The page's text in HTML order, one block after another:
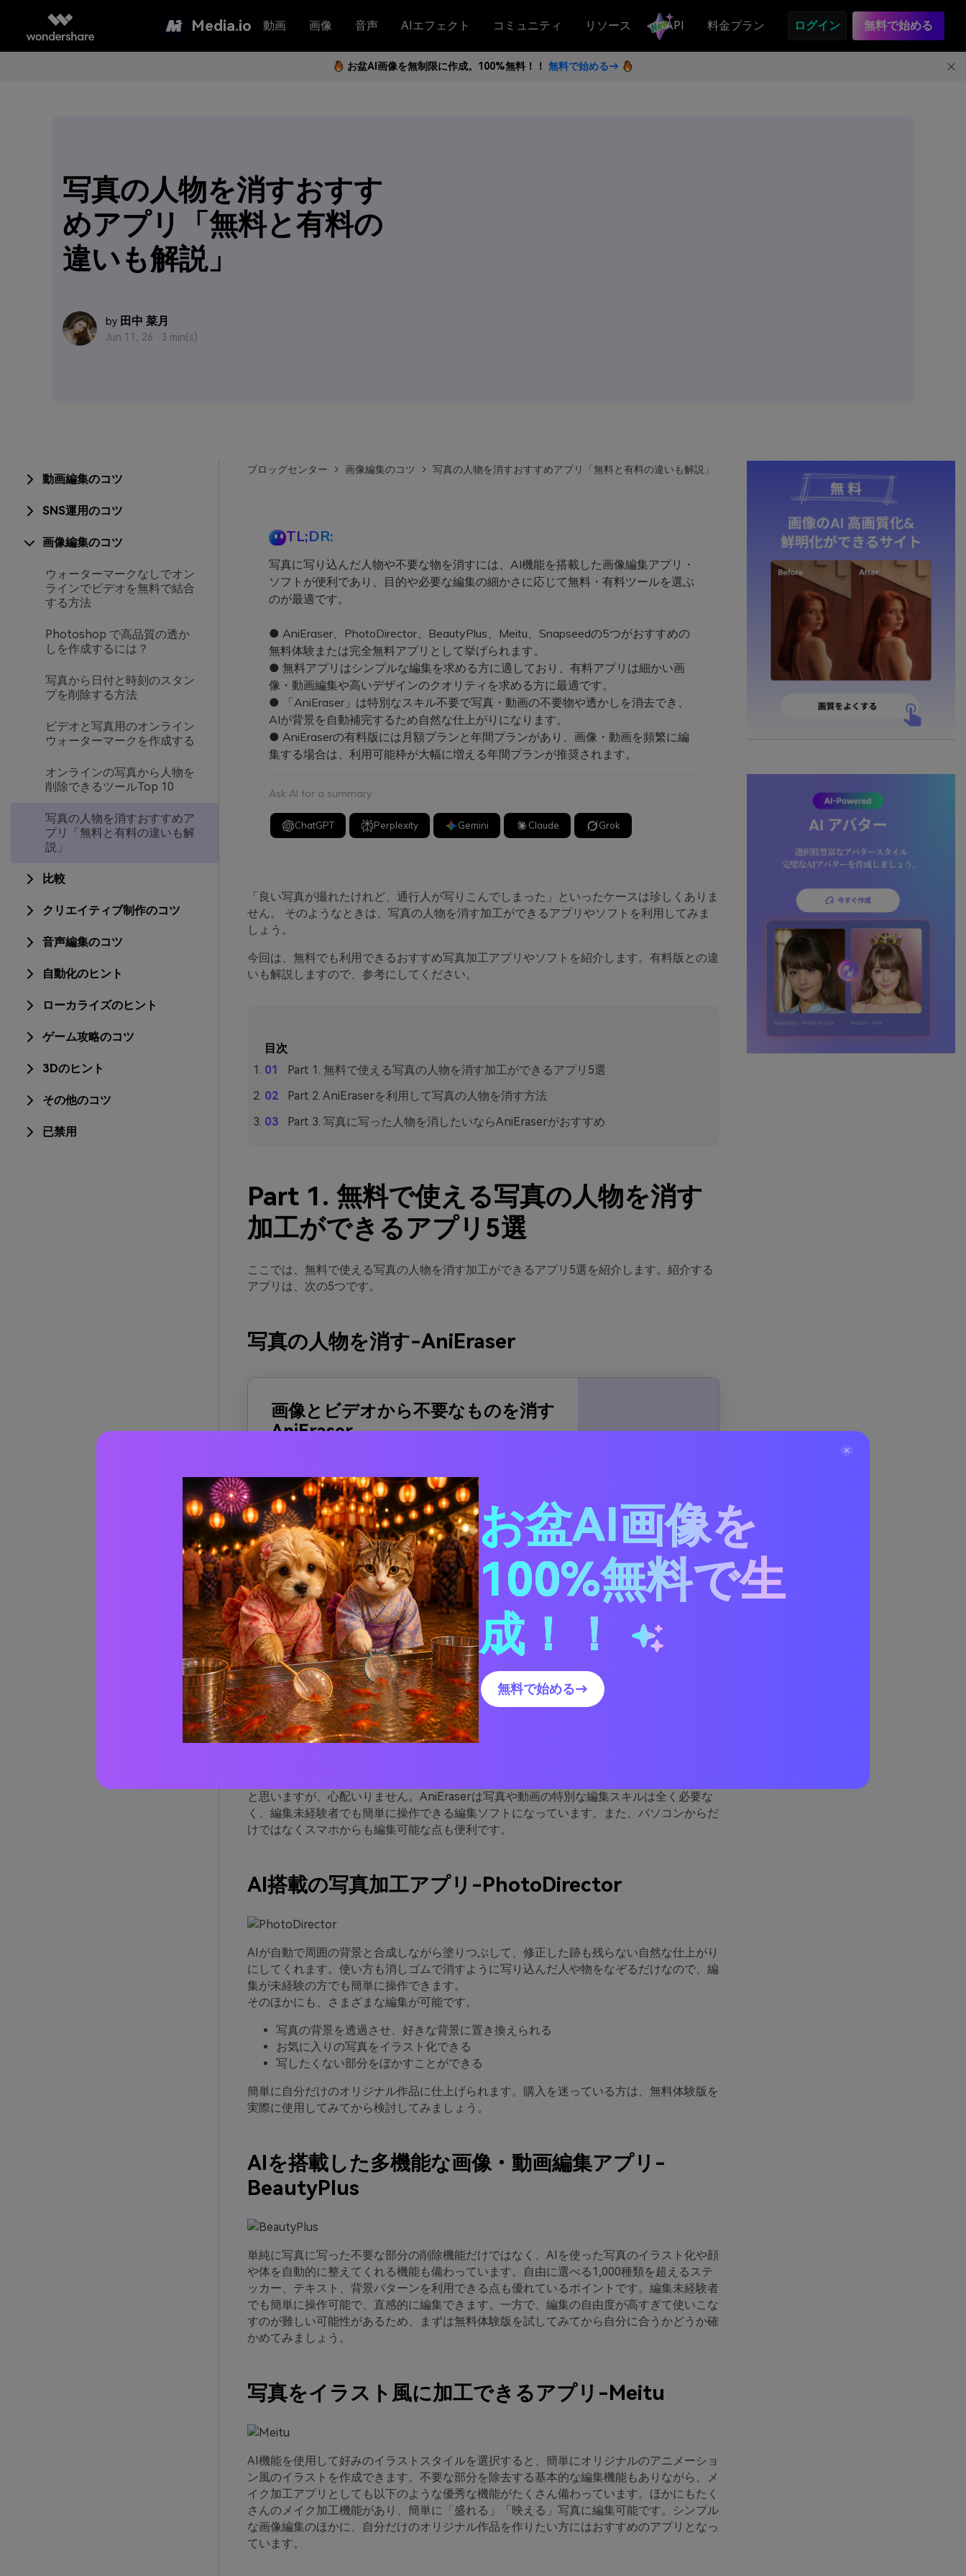
Media.io 動画 画像 音声 AIエフェクト コミュニティ リソース API 料金プラン ログイン 無料で始める
お盆AI画像を無制限に作成。100%無料！！ 無料で始める→
写真の人物を消すおすす
めアプリ「無料と有料の
違いも解説」
by 田中 菜月
Jun 11, 26 · 3 min(s)
動画編集のコツ
SNS運用のコツ
画像編集のコツ
ウォーターマークなしでオン
ラインでビデオを無料で結合
する方法
Photoshop で高品質の透か
しを作成するには？
写真から日付と時刻のスタン
プを削除する方法
ビデオと写真用のオンライン
ウォーターマークを作成する
オンラインの写真から人物を
削除できるツールTop 10
写真の人物を消すおすすめア
プリ「無料と有料の違いも解
説」
比較
クリエイティブ制作のコツ
音声編集のコツ
自動化のヒント
ローカライズのヒント
ゲーム攻略のコツ
3Dのヒント
その他のコツ
已禁用
ブロッグセンター 画像編集のコツ 写真の人物を消すおすすめアプリ「無料と有料の違いも解説」
TL;DR:
写真に写り込んだ人物や不要な物を消すには、AI機能を搭載した画像編集アプリ・
ソフトが便利であり、目的や必要な編集の細かさに応じて無料・有料ツールを選ぶ
のが最適です。
● AniEraser、PhotoDirector、BeautyPlus、Meitu、Snapseedの5つがおすすめの
無料体験または完全無料アプリとして挙げられます。
● 無料アプリはシンプルな編集を求める方に適しており、有料アプリは細かい画
像・動画編集や高いデザインのクオリティを求める方に最適です。
● 「AniEraser」は特別なスキル不要で写真・動画の不要物や透かしを消去でき、
AIが背景を自動補完するため自然な仕上がりになります。
● AniEraserの有料版には月額プランと年間プランがあり、画像・動画を頻繁に編
集する場合は、利用可能枠が大幅に増える年間プランが推奨されます。
Ask AI for a summary
ChatGPT Perplexity Gemini Claude Grok
「良い写真が撮れたけれど、通行人が写りこんでしまった」といったケースは珍しくありま
せん。 そのようなときは、写真の人物を消す加工ができるアプリやソフトを利用してみま
しょう。
今回は、無料でも利用できるおすすめ写真加工アプリやソフトを紹介します。有料版との違
いも解説しますので、参考にしてください。
目次
Part 1. 無料で使える写真の人物を消す加工ができるアプリ5選
Part 2. AniEraserを利用して写真の人物を消す方法
Part 3. 写真に写った人物を消したいならAniEraserがおすすめ
Part 1. 無料で使える写真の人物を消す
加工ができるアプリ5選
ここでは、無料で使える写真の人物を消す加工ができるアプリ5選を紹介します。紹介する
アプリは、次の5つです。
写真の人物を消す-AniEraser
画像とビデオから不要なものを消す
AniEraser
🔹写真やビデオからスタンプ等を消す
🔹ウォーターマーク・透かしを消す
🔹3つのプラットフォームで利用できる
(パソコン、モバイルアプリ、オンライン)
詳細を見る
AniEraserは、写真と動画に映ってしまった人物や不要なテキストを消せるAIツールです。
人物やテキスト以外にもあらゆる用途に対応しています。
ウォーターマーク
人の顔のシミ、シワ、ニキビ
と思いますが、心配いりません。AniEraserは写真や動画の特別な編集スキルは全く必要な
く、編集未経験者でも簡単に操作できる編集ソフトになっています。また、パソコンからだ
けではなくスマホからも編集可能な点も便利です。
AI搭載の写真加工アプリ-PhotoDirector
AIが自動で周囲の背景と合成しながら塗りつぶして、修正した跡も残らない自然な仕上がり
にしてくれます。使い方も消しゴムで消すように写り込んだ人や物をなぞるだけなので、編
集が未経験の方でも簡単に操作できます。
そのほかにも、さまざまな編集が可能です。
写真の背景を透過させ、好きな背景に置き換えられる
お気に入りの写真をイラスト化できる
写したくない部分をぼかすことができる
簡単に自分だけのオリジナル作品に仕上げられます。購入を迷っている方は、無料体験版を
実際に使用してみてから検討してみましょう。
AIを搭載した多機能な画像・動画編集アプリ-
BeautyPlus
単純に写真に写った不要な部分の削除機能だけではなく、AIを使った写真のイラスト化や顔
や体を自動的に整えてくれる機能も備わっています。自由に選べる1,000種類を超えるステ
ッカー、テキスト、背景パターンを利用できる点も優れているポイントです。編集未経験者
でも簡単に操作可能で、直感的に編集できます。一方で、編集の自由度が高すぎて使いこな
すのが難しい可能性があるため、まずは無料体験版を試してみてから自分に合うかどうか確
かめてみましょう。
写真をイラスト風に加工できるアプリ-Meitu
AI機能を使用して好みのイラストスタイルを選択すると、簡単にオリジナルのアニメーショ
ン風のイラストを作成できます。不要な部分を除去する基本的な編集機能もありながら、メ
イク加工アプリとしても以下のような優秀な機能がたくさん備わっています。ほかにもたく
さんのメイク加工機能があり、簡単に「盛れる」「映える」写真に編集可能です。シンプル
な画像編集のほかに、自分だけのオリジナル作品を作りたい方にはおすすめのアプリとなっ
ています。
お盆AI画像を
100%無料で生
成！！
無料で始める→